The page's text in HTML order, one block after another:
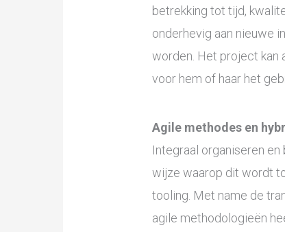
betrekking tot tijd,
onderhevig aan nieuwe
worden. Het project kan
voor hem of haar het
Agile methodes en
Integraal organiseren
wijze waarop dit wordt
tooling. Met name de
agile methodologieën